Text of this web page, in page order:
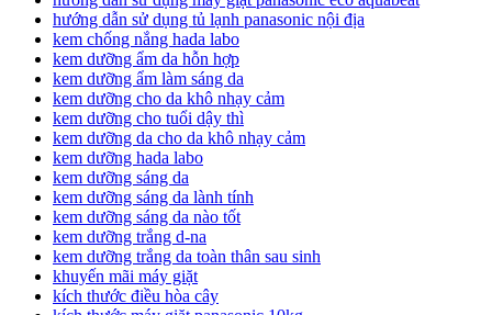
hướng dẫn sử dụng tủ lạnh panasonic nội địa
kem chống nắng hada labo
kem dưỡng ẩm da hỗn hợp
kem dưỡng ẩm làm sáng da
kem dưỡng cho da khô nhạy cảm
kem dưỡng cho tuổi dậy thì
kem dưỡng da cho da khô nhạy cảm
kem dưỡng hada labo
kem dưỡng sáng da
kem dưỡng sáng da lành tính
kem dưỡng sáng da nào tốt
kem dưỡng trắng d-na
kem dưỡng trắng da toàn thân sau sinh
khuyến mãi máy giặt
kích thước điều hòa cây